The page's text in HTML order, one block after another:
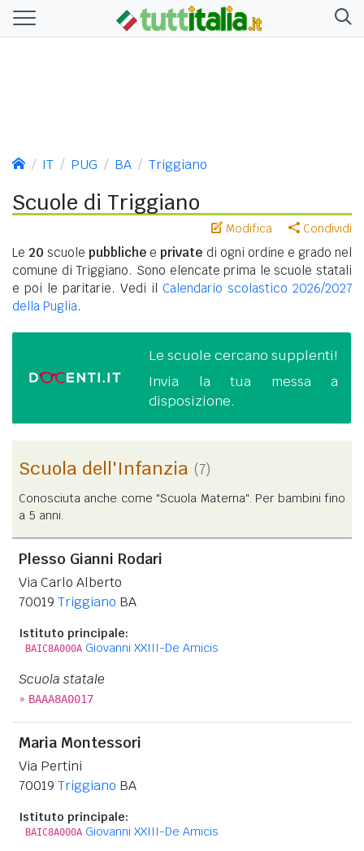
IT PUG BA Triggiano
Scuole di Triggiano
Modifica Condividi
Le 20 scuolepubbliche eprivate di ogni ordine e grado nel
comune di Triggiano. Sono elencate prima le scuole statali
e poi le paritarie. Vedi il Calendario scolastico 2026/2027
della Puglia.
Le scuole cercano supplenti!
Invia la tua messa a
disposizione.
Scuola dell'Infanzia (7)
Conosciuta anche come "Scuola Materna". Per bambini fino
a 5 anni.
Plesso Gianni Rodari
Via Carlo Alberto
70019 Triggiano BA
Istituto principale:
BAIC8A000A Giovanni XXIII-De Amicis
Scuola statale
» BAAA8A0017
Maria Montessori
Via Pertini
70019 Triggiano BA
Istituto principale:
BAIC8A000A Giovanni XXIII-De Amicis